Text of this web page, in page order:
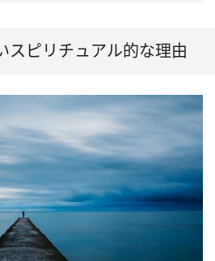
スピリチュアル的な理由